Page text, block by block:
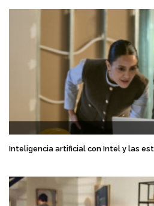
Inteligencia artificial con Intel y las